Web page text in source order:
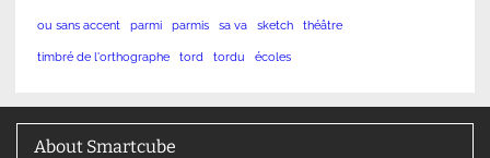
ou sans accent parmi parmis sa va sketch théâtre
timbré de l'orthographe tord tordu écoles
About Smartcube